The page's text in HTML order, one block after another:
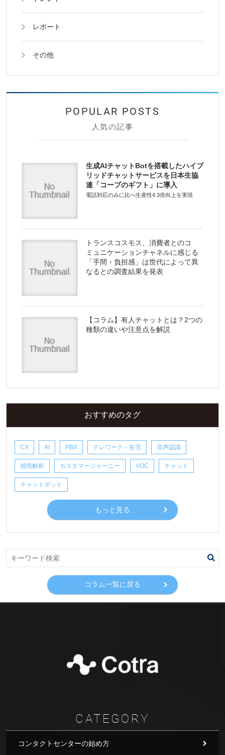
レポート
その他
人気の記事
生成AIチャットBotを搭載したハイブ
リッドチャットサービスを日本生協
連「コープのギフト」に導入
電話対応のみに比べ生産性4.3倍向上を実現
トランスコスモス、消費者とのコ
ミュニケーションチャネルに感じる
「手間・負担感」は世代によって異
なるとの調査結果を発表
【コラム】有人チャットとは？2つの
種類の違いや注意点を解説
おすすめのタグ
CX AI PBX テレワーク・在宅 音声認識
感情解析 カスタマージャーニー VOC チャット
チャットボット
もっと見る
コラム一覧に戻る
CATEGORY
コンタクトセンターの始め方